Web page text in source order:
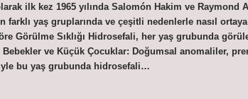
ilk kez 1965 yılında Salomón Hakim ve Raymond
yaş gruplarında ve çeşitli nedenlerle nasıl
Görülme Sıklığı Hidrosefali, her yaş grubunda
Bebekler ve Küçük Çocuklar: Doğumsal anomaliler,
bu yaş grubunda hidrosefali…